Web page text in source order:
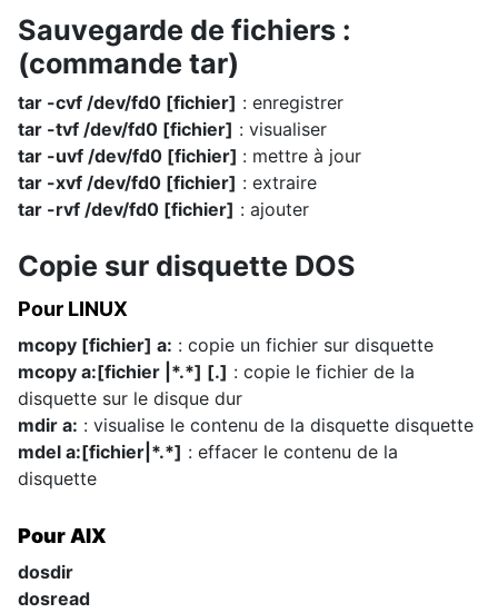
Sauvegarde de fichiers :
(commande tar)
tar -cvf /dev/fd0 [fichier] : enregistrer
tar -tvf /dev/fd0 [fichier] : visualiser
tar -uvf /dev/fd0 [fichier] : mettre à jour
tar -xvf /dev/fd0 [fichier] : extraire
tar -rvf /dev/fd0 [fichier] : ajouter
Copie sur disquette DOS
Pour LINUX
mcopy [fichier] a: : copie un fichier sur disquette
mcopy a:[fichier |*.*] [.] : copie le fichier de la
disquette sur le disque dur
mdir a: : visualise le contenu de la disquette disquette
mdel a:[fichier|*.*] : effacer le contenu de la
disquette
Pour AIX
dosdir
dosread